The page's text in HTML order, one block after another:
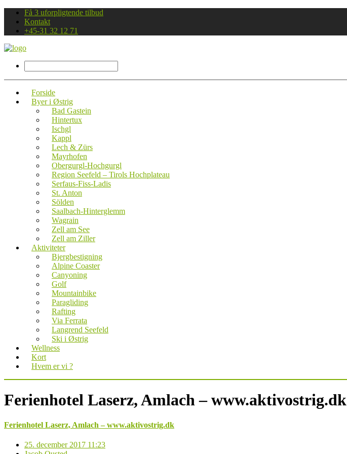
Få 3 uforpligtende tilbud
Kontakt
+45-31 32 12 71
Forside
Byer i Østrig
Bad Gastein
Hintertux
Ischgl
Kappl
Lech & Zürs
Mayrhofen
Obergurgl-Hochgurgl
Region Seefeld – Tirols Hochplateau
Serfaus-Fiss-Ladis
St. Anton
Sölden
Saalbach-Hinterglemm
Wagrain
Zell am See
Zell am Ziller
Aktiviteter
Bjergbestigning
Alpine Coaster
Canyoning
Golf
Mountainbike
Paragliding
Rafting
Via Ferrata
Langrend Seefeld
Ski i Østrig
Wellness
Kort
Hvem er vi ?
Ferienhotel Laserz, Amlach – www.aktivostrig.dk
Ferienhotel Laserz, Amlach – www.aktivostrig.dk
25. december 2017 11:23